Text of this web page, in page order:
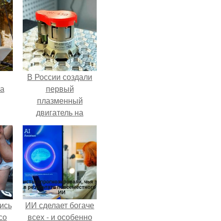
В России создали
первый
плазменный
двигатель на
криптоне.
ИИ сделает богаче
всех - и особенно